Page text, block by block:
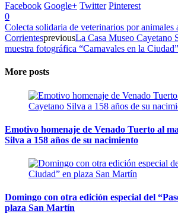
Facebook Google+ Twitter Pinterest
0
Colecta solidaria de veterinarios por animales
CorrientespreviousLa Casa Museo Cayetano
muestra fotográfica “Carnavales en la Ciudad”
More posts
Emotivo homenaje de Venado Tuerto al
Silva a 158 años de su nacimiento
Domingo con otra edición especial del
plaza San Martín